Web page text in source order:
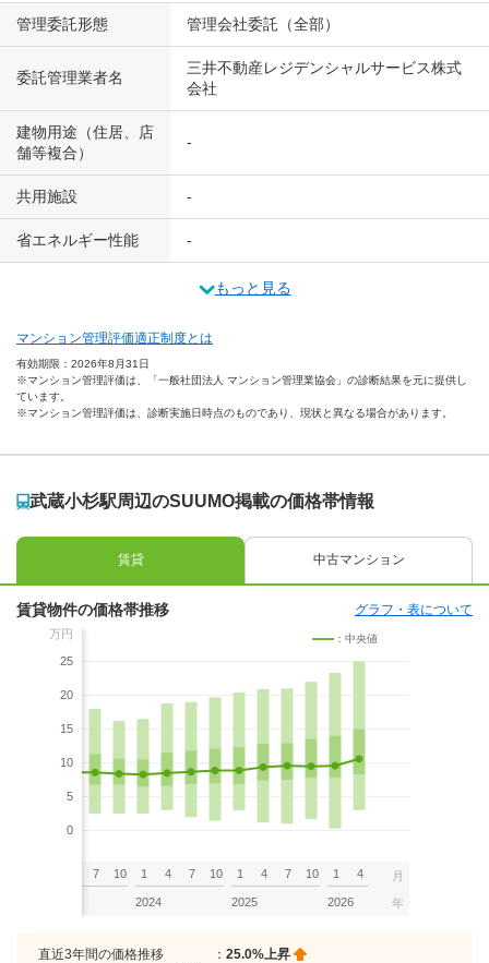
管理委託形態 管理会社委託（全部）
委託管理業者名
三井不動産レジデンシャルサービス株式
会社
建物用途（住居、店
舗等複合）
-
共用施設 -
省エネルギー性能 -
もっと見る
マンション管理評価適正制度とは
有効期限：2026年8月31日
※マンション管理評価は、「一般社団法人 マンション管理業協会」の診断結果を元に提供し
ています。
※マンション管理評価は、診断実施日時点のものであり、現状と異なる場合があります。
武蔵小杉駅周辺のSUUMO掲載の価格帯情報
賃貸 中古マンション
賃貸物件の価格帯推移 グラフ・表について
万円
25
20
15
10
5
0
：中央値
7 10 1 4 7 10
2024
1 4 7 10
2025
1 4
2026
月
年
直近3年間の価格推移 ： 25.0%上昇